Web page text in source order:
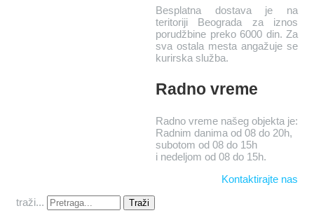
Besplatna dostava je na
teritoriji Beograda za iznos
porudžbine preko 6000 din. Za
sva ostala mesta angažuje se
kurirska služba.
Radno vreme
Radno vreme našeg objekta je:
Radnim danima od 08 do 20h,
subotom od 08 do 15h
i nedeljom od 08 do 15h.
Kontaktirajte nas
traži...
Traži